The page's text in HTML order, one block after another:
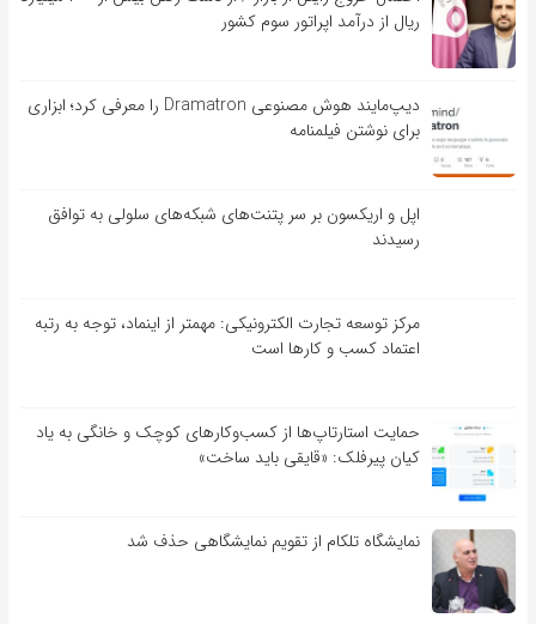
ریال از درآمد اپراتور سوم کشور
دیپ‌مایند هوش مصنوعی Dramatron را معرفی کرد؛ ابزاری
برای نوشتن فیلمنامه
اپل و اریکسون بر سر پتنت‌های شبکه‌های سلولی به توافق
رسیدند
مرکز توسعه تجارت الکترونیکی: مهمتر از اینماد، توجه به رتبه
اعتماد کسب و کارها است
حمایت استارتاپ‌ها از کسب‌وکارهای کوچک و خانگی به یاد
کیان پیرفلک: «قایقی باید ساخت»
نمایشگاه تلکام از تقویم نمایشگاهی حذف شد